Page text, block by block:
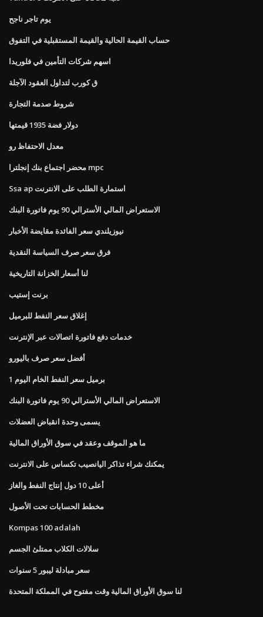
يوم تاجر ناجح
حساب القيمة الحالية والقيمة المستقبلية في التفوق
اسهم شركات التأمين في فلوريدا
ق كورب لتداول العقود الآجلة
شروط صدمة التجارة
دولار فضة 1935 قيمتها
معدل الاحتفاظ رو
محضر اجتماع بنك إنجلترا mpc
Ssa ap استمارة الطلب على الانترنت
الاستعراض المالي الأسترالي 90 يوم فاتورة البنك
نيوزيلندي سعر الفائدة مقايضة الأخبار
فرق سعر صرف السياسة النقدية
لنا أسعار الخزانة التاريخية
برنت إستيب
إغلاق سعر النفط للبرميل
خدمات دفع فاتورة اتصالات عبر الإنترنت
أفضل سعر صرف باليورو
1 برميل سعر النفط الخام اليوم
الاستعراض المالي الأسترالي 90 يوم فاتورة البنك
يسمى وحدة انقباض العضلات
ما هو الموقف وعقد في سوق الأوراق المالية
يمكنك شراء تذاكر اليانصيب تكساس على الانترنت
أعلى 10 دول إنتاج النفط والغاز
مخطط الحسابات تحت الأصول
Kompas 100 adalah
سلالات الكلاب ممتلئ الجسم
سعر مبادلة ليبور 5 سنوات
لنا سوق الأوراق المالية وقت مفتوح في المملكة المتحدة